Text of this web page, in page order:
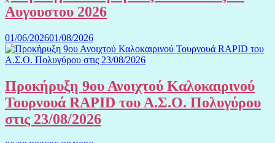
Αυγουστου 2026
01/06/202601/08/2026
Προκήρυξη 9ου Ανοιχτού Καλοκαιρινού
Τουρνουά RAPID του Α.Σ.Ο. Πολυγύρου
στις 23/08/2026